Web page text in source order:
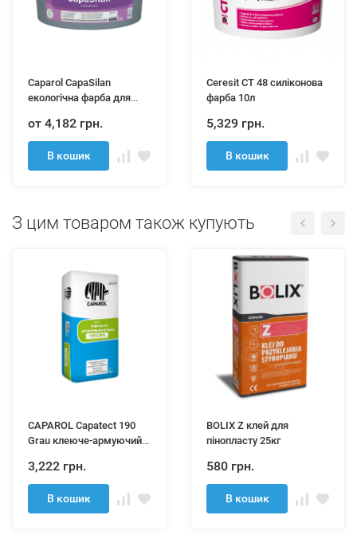
Caparol CapaSilan
екологічна фарба для
от 4,182 грн.
В кошик
Ceresit СТ 48 силіконова
фарба 10л
5,329 грн.
В кошик
З цим товаром також купують
CAPAROL Capatect 190
Grau клеюче-армуючий
3,222 грн.
В кошик
BOLIX Z клей для
пінопласту 25кг
580 грн.
В кошик